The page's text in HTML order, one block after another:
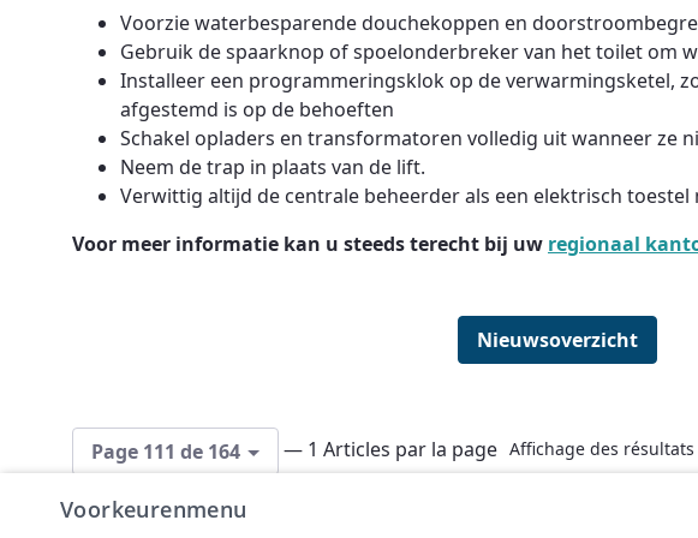
Voorzie waterbesparende douchekoppen en
Gebruik de spaarknop of spoelonderbreker van het toilet om
Installeer een programmeringsklok op de verwarmingsketel,
afgestemd is op de behoeften
Schakel opladers en transformatoren volledig uit wanneer ze
Neem de trap in plaats van de lift.
Verwittig altijd de centrale beheerder als een elektrisch
Voor meer informatie kan u steeds terecht bij uw regionaal
Nieuwsoverzicht
Page 111 de 164 — 1 Articles par la page Affichage des
Voorkeurenmenu